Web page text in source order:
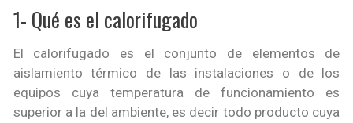
1- Qué es el calorifugado
El calorifugado es el conjunto de elementos de
aislamiento térmico de las instalaciones o de los
equipos cuya temperatura de funcionamiento es
superior a la del ambiente, es decir todo producto cuya